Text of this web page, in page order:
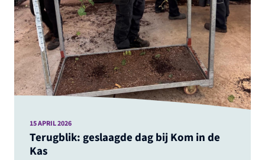
Terugblik: geslaagde dag bij Kom in de
Kas
15 APRIL 2026